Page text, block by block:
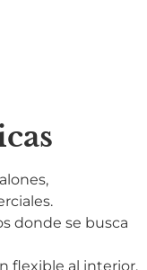
donde se busca
flexible al interior.